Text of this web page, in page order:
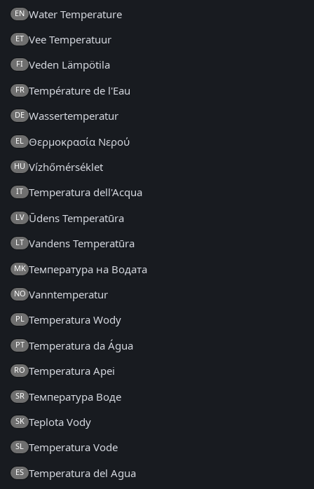
EN Water Temperature
ET Vee Temperatuur
FI Veden Lämpötila
FR Température de l'Eau
DE Wassertemperatur
EL Θερμοκρασία Νερού
HU Vízhőmérséklet
IT Temperatura dell'Acqua
LV Ūdens Temperatūra
LT Vandens Temperatūra
MK Температура на Водата
NO Vanntemperatur
PL Temperatura Wody
PT Temperatura da Água
RO Temperatura Apei
SR Температура Воде
SK Teplota Vody
SL Temperatura Vode
ES Temperatura del Agua